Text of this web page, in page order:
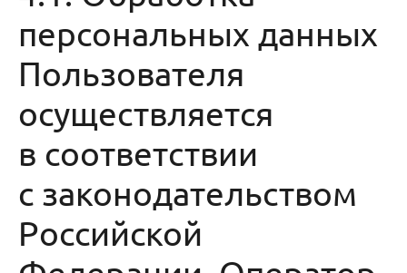
персональных данных
Пользователя
осуществляется
в соответствии
с законодательством
Российской